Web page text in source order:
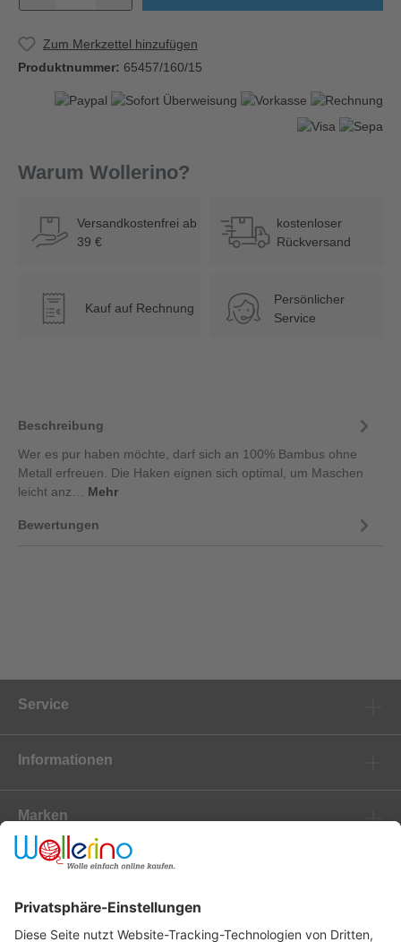
Zum Merkzettel hinzufügen
Produktnummer: 65457/160/15
Warum Wollerino?
Versandkostenfrei ab
39 €
kostenloser
Rückversand
€ Kauf auf Rechnung
Persönlicher
Service
Beschreibung
Wer es pur haben möchte, darf sich an 100% Bambus ohne
Metall erfreuen. Die Haken eignen sich optimal, um Maschen
leicht anz… Mehr
Bewertungen
Service
Informationen
Marken
Newsletter